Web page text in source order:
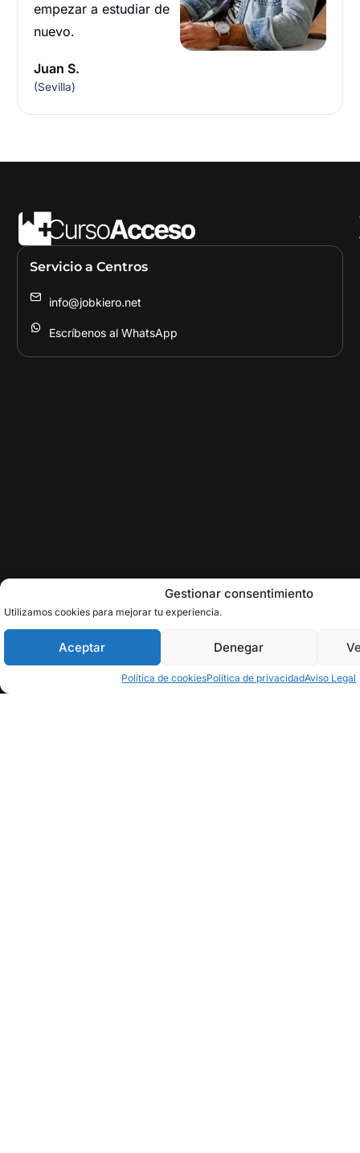
Gestionar consentimiento
Utilizamos cookies para mejorar tu experiencia.
Aceptar Denegar
Política de cookiesPolítica de privacidadAviso Legal
empezar a estudiar de
nuevo.
Juan S.
(Sevilla)
Servicio a Centros
info@jobkiero.net
Escríbenos al WhatsApp